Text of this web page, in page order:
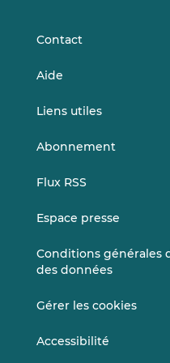
Contact
Aide
Liens utiles
Abonnement
Flux RSS
Espace presse
Conditions générales
des données
Gérer les cookies
Accessibilité